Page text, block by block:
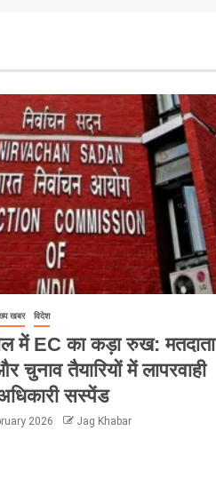
खबर विदेश
में EC का कड़ा रुख: मतदाता
चुनाव तैयारियों में लापरवाही
सस्पेंड
2026 Jag Khabar